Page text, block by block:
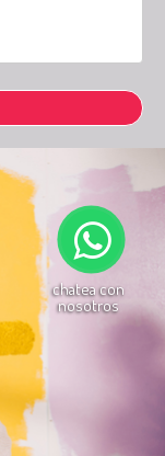
chatea con
nosotros